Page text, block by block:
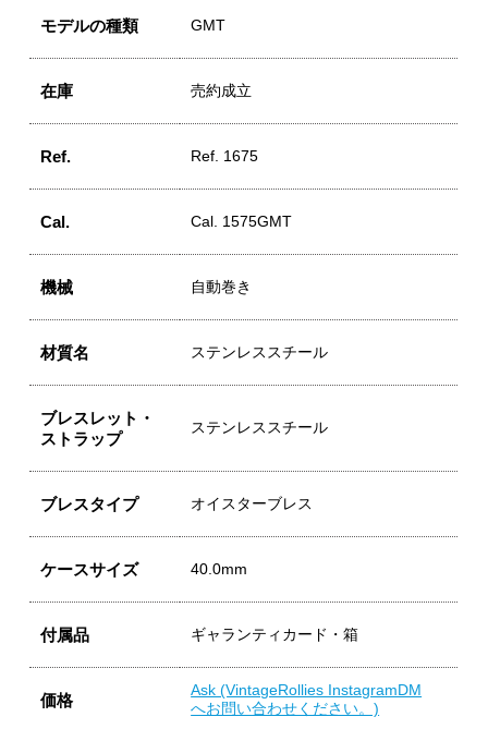
モデルの種類 GMT
在庫 売約成立
Ref. Ref. 1675
Cal. Cal. 1575GMT
機械 自動巻き
材質名 ステンレススチール
ブレスレット・
ストラップ
ステンレススチール
ブレスタイプ オイスターブレス
ケースサイズ 40.0mm
付属品 ギャランティカード・箱
価格
Ask (VintageRollies InstagramDM
へお問い合わせください。)